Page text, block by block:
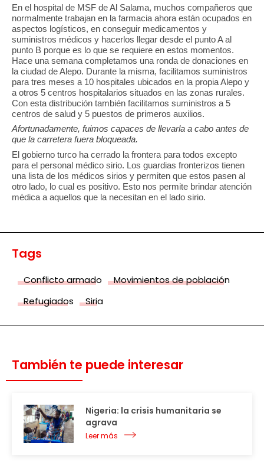
En el hospital de MSF de Al Salama, muchos compañeros que
normalmente trabajan en la farmacia ahora están ocupados en
aspectos logísticos, en conseguir medicamentos y
suministros médicos y hacerlos llegar desde el punto A al
punto B porque es lo que se requiere en estos momentos.
Hace una semana completamos una ronda de donaciones en
la ciudad de Alepo. Durante la misma, facilitamos suministros
para tres meses a 10 hospitales ubicados en la propia Alepo y
a otros 5 centros hospitalarios situados en las zonas rurales.
Con esta distribución también facilitamos suministros a 5
centros de salud y 5 puestos de primeros auxilios.
Afortunadamente, fuimos capaces de llevarla a cabo antes de
que la carretera fuera bloqueada.
El gobierno turco ha cerrado la frontera para todos excepto
para el personal médico sirio. Los guardias fronterizos tienen
una lista de los médicos sirios y permiten que estos pasen al
otro lado, lo cual es positivo. Esto nos permite brindar atención
médica a aquellos que la necesitan en el lado sirio.
Tags
Conflicto armado
Movimientos de población
Refugiados
Siria
También te puede interesar
Nigeria: la crisis humanitaria se
agrava
Leer más